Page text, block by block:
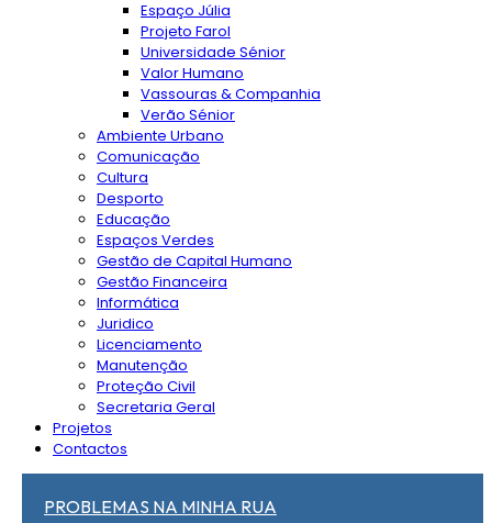
Espaço Júlia
Projeto Farol
Universidade Sénior
Valor Humano
Vassouras & Companhia
Verão Sénior
Ambiente Urbano
Comunicação
Cultura
Desporto
Educação
Espaços Verdes
Gestão de Capital Humano
Gestão Financeira
Informática
Juridico
Licenciamento
Manutenção
Proteção Civil
Secretaria Geral
Projetos
Contactos
PROBLEMAS NA MINHA RUA